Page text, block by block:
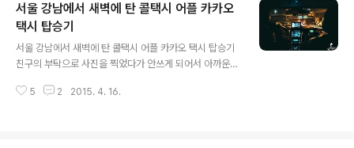
매하는 것도 가능하기 때문에 새로 카메라 장비를구입할
분들은 가능한 가보시는게 좋을 것 같네요. 사진에 미리 등
록하면 무료로 입장이 가능하고..카메라 회사에서도 티켓
을 많이 배포했기 때문에 알음알음 구하시면 무료로 들어
가실 수 있을거에요.. ^^ ▲ 점심시간에 국제사진기자재전
P&I를 방문해서 관람하게 된 이유중 가장 큰건 바로 드론
서울 강남에서 새벽에 탄 콜택시 어플 카카오
택시 탑승기
서울 강남에서 새벽에 탄 콜택시 어플 카카오 택시 탑승기
친구의 부탁으로 사진을 찍었다가 안쓰게 되어서 아까운
보통 술 약속에 있어서 과음을 하게 된 날은 되도록이면 택
5 2 2015. 4. 16.